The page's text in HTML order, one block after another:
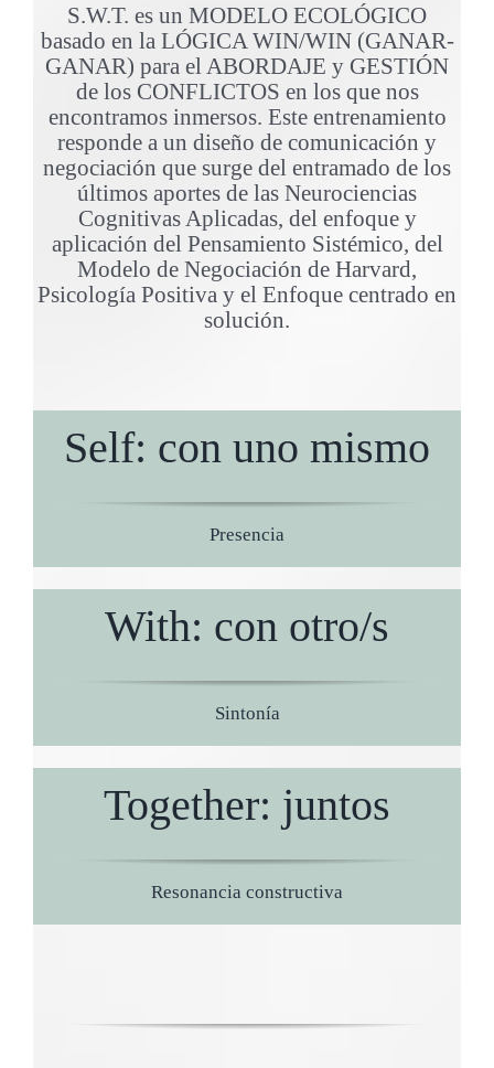
S.W.T. es un MODELO ECOLÓGICO
basado en la LÓGICA WIN/WIN (GANAR-
GANAR) para el ABORDAJE y GESTIÓN
de los CONFLICTOS en los que nos
encontramos inmersos. Este entrenamiento
responde a un diseño de comunicación y
negociación que surge del entramado de los
últimos aportes de las Neurociencias
Cognitivas Aplicadas, del enfoque y
aplicación del Pensamiento Sistémico, del
Modelo de Negociación de Harvard,
Psicología Positiva y el Enfoque centrado en
solución.
Self: con uno mismo
Presencia
With: con otro/s
Sintonía
Together: juntos
Resonancia constructiva